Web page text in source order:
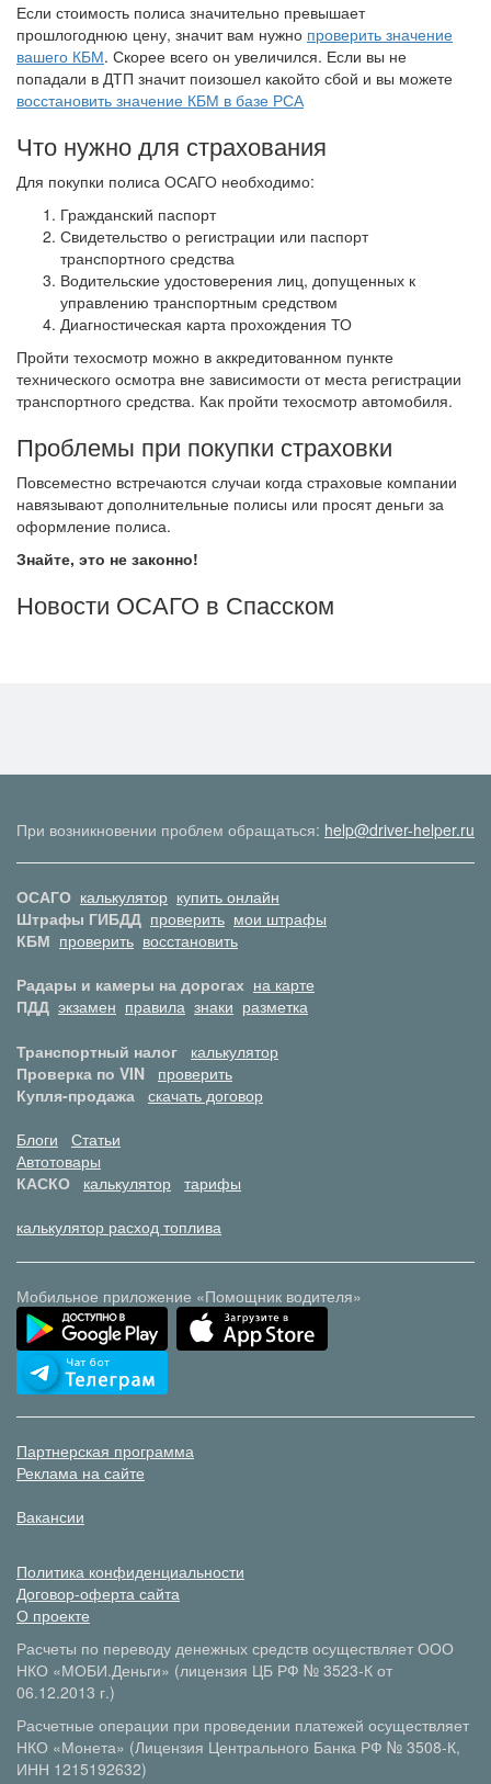
Если стоимость полиса значительно превышает
прошлогоднюю цену, значит вам нужно проверить значение
вашего КБМ. Скорее всего он увеличился. Если вы не
попадали в ДТП значит поизошел какойто сбой и вы можете
восстановить значение КБМ в базе РСА
Что нужно для страхования
Для покупки полиса ОСАГО необходимо:
Гражданский паспорт
Свидетельство о регистрации или паспорт
транспортного средства
Водительские удостоверения лиц, допущенных к
управлению транспортным средством
Диагностическая карта прохождения ТО
Пройти техосмотр можно в аккредитованном пункте
технического осмотра вне зависимости от места регистрации
транспортного средства. Как пройти техосмотр автомобиля.
Проблемы при покупки страховки
Повсеместно встречаются случаи когда страховые компании
навязывают дополнительные полисы или просят деньги за
оформление полиса.
Знайте, это не законно!
Новости ОСАГО в Спасском
При возникновении проблем обращаться: help@driver-helper.ru
ОСАГО калькулятор купить онлайн
Штрафы ГИБДД проверить мои штрафы
КБМ проверить восстановить
Радары и камеры на дорогах на карте
ПДД экзамен правила знаки разметка
Транспортный налог
калькулятор
Проверка по VIN
проверить
Купля-продажа скачать договор
Блоги
Статьи
Автотовары
КАСКО
калькулятор тарифы
калькулятор расход топлива
Мобильное приложение «Помощник водителя»
Партнерская программа
Реклама на сайте
Вакансии
Политика конфиденциальности
Договор-оферта сайта
О проекте
Расчеты по переводу денежных средств осуществляет ООО
НКО «МОБИ.Деньги» (лицензия ЦБ РФ № 3523-К от
06.12.2013 г.)
Расчетные операции при проведении платежей осуществляет
НКО «Монета» (Лицензия Центрального Банка РФ № 3508-К,
ИНН 1215192632)